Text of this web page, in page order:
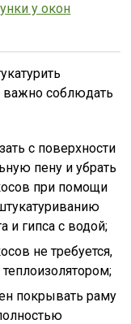
у окон
важно соблюдать
с поверхности
пену и убрать
при помощи
и гипса с водой;
не требуется,
покрывать раму